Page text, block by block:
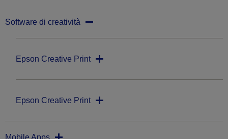
Software di creatività
Epson Creative Print
Epson Creative Print